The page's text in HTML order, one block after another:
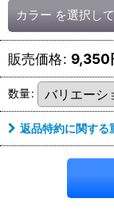
カラー を選択し
販売価格: 9,350
数量:
返品特約に関する